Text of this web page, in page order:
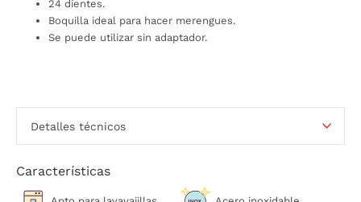
24 dientes.
Boquilla ideal para hacer merengues.
Se puede utilizar sin adaptador.
Detalles técnicos
Características